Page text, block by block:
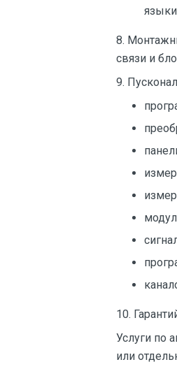
8.
связи и
9.
10.
Услуги по
или